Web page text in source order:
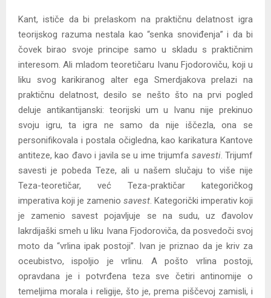
Kant, ističe da bi prelaskom na praktičnu delatnost igra
teorijskog razuma nestala kao “senka snoviđenja” i da bi
čovek birao svoje principe samo u skladu s praktičnim
interesom. Ali mladom teoretičaru Ivanu Fjodoroviču, koji u
liku svog karikiranog alter ega Smerdjakova prelazi na
praktičnu delatnost, desilo se nešto što na prvi pogled
deluje antikantijanski: teorijski um u Ivanu nije prekinuo
svoju igru, ta igra ne samo da nije iščezla, ona se
personifikovala i postala očigledna, kao karikatura Kantove
antiteze, kao đavo i javila se u ime trijumfa savesti. Trijumf
savesti je pobeda Teze, ali u našem slučaju to više nije
Teza-teoretičar, već Teza-praktičar kategoričkog
imperativa koji je zamenio savest . Kategorički imperativ koji
je zamenio savest pojavljuje se na sudu, uz đavolov
lakrdijaški smeh u liku Ivana Fjodoroviča, da posvedoči svoj
moto da “vrlina ipak postoji”. Ivan je priznao da je kriv za
oceubistvo, ispoljio je vrlinu. A pošto vrlina postoji,
opravdana je i potvrđena teza sve četiri antinomije o
temeljima morala i religije, što je, prema piščevoj zamisli, i